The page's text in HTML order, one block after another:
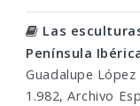
Las
Península
Guadalupe
1.982, Archivo